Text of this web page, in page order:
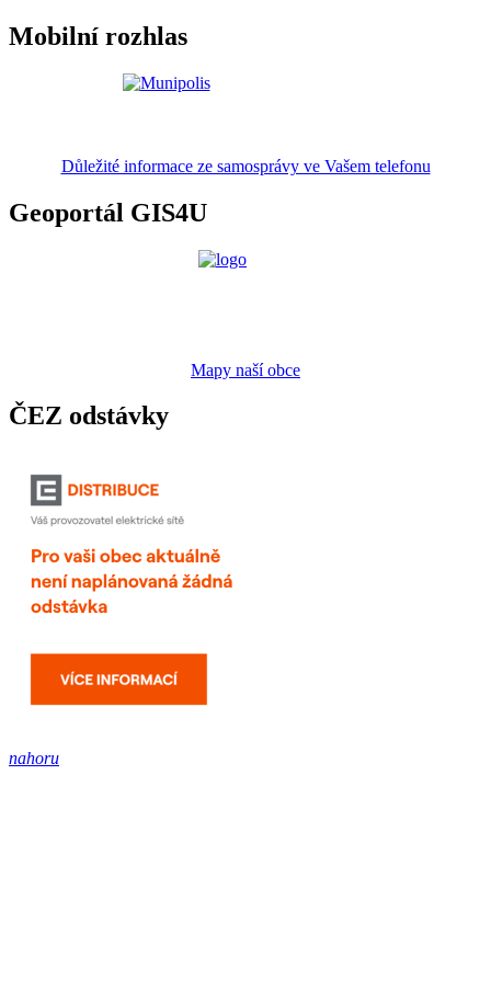
Mobilní rozhlas
Důležité informace ze samosprávy ve Vašem telefonu
Geoportál GIS4U
Mapy naší obce
ČEZ odstávky
nahoru